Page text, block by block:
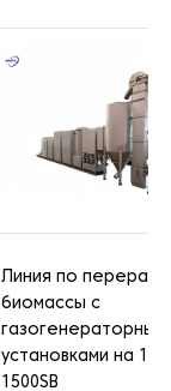
Линия по
биомассы с
установками на 1
1500SB